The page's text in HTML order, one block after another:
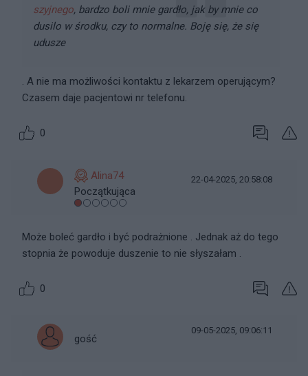
szyjnego, bardzo boli mnie gardło, jak by mnie co
dusilo w środku, czy to normalne. Boję się, że się
udusze
. A nie ma możliwości kontaktu z lekarzem operującym?
Czasem daje pacjentowi nr telefonu.
0
Alina74
Początkująca
22-04-2025, 20:58:08
Może boleć gardło i być podrażnione . Jednak aż do tego
stopnia że powoduje duszenie to nie słyszałam .
0
gość
09-05-2025, 09:06:11